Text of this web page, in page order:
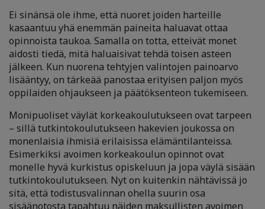
Ei sinänsä ole ihme, että nuoret joiden harteille
kasaantuu yhä enemmän paineita haluavat ottaa
opinnoista taukoa. Samalla on totta, etteivät monet
aidosti tiedä, mitä haluaisivat tehdä toisen asteen
jälkeen. Kun nuorena tehtyjen valintojen painoarvo
lisääntyy, on tärkeää panostaa erityisen paljon myös
oppilaiden ohjaukseen ja päätöksenteon tukemiseen.
Monipuoliset väylät korkeakoulutukseen ovat tarpeen
– sillä tutkintokoulutukseen hakevien joukossa on
monenlaisia ihmisiä erilaisissa elämäntilanteissa.
Esimerkiksi avoimen korkeakoulun opinnot ovat
monelle hyvä kurkistus opiskeluun ja jopa väylä sisään
tutkintokoulutukseen. Nyt on kuitenkin nähtävissä jo
sitä, että todistusvalinnan ohella suurin osa
sisäänotosta tapahtuu näiden maksullisten avoimen